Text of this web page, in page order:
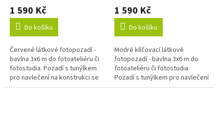
1 590 Kč
Do košíku
Červené látkové fotopozadí -
bavlna 3x6 m do fotoateliéru či
fotostudia. Pozadí s tunýlkem
pro navlečení na konstrukci se
středovou tyčí. Barva červená.
1 590 Kč
Do košíku
Modré klíčovací látkové
fotopozadí - bavlna 3x6 m do
fotoateliéru či fotostudia.
Pozadí s tunýlkem pro navlečení
na konstrukci se středovou tyčí.